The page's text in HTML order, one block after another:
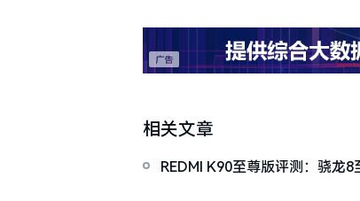
相关文章
REDMI K90至尊版评测：骁龙